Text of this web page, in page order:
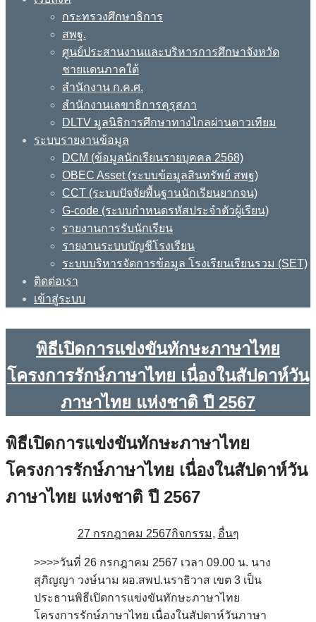
กระทรวงศึกษาธิการ
สพฐ.
ศูนย์ประสานงานและบริหารการศึกษาจังหวัด
ชายแดนภาคใต้
สำนักงาน ก.ค.ศ.
สำนักงานเลขาธิการคุรุสภา
DLTV มูลนิธิการศึกษาทางไกลผ่านดาวเทียม
ระบบรายงานข้อมูล
DCM (ข้อมูลนักเรียนรายบุคคล 2568)
OBEC Asset (ระบบข้อมูลสินทรัพย์ สพฐ)
CCT (ระบบปัจจัยพื้นฐานนักเรียนยากจน)
G-code (ระบบกำหนดรหัสประจำตัวผู้เรียน)
รายงานการรับนักเรียน
รายงานระบบบัญชีโรงเรียน
ระบบบริหารจัดการข้อมูล โรงเรียนเรียนรวม (SET)
ติดต่อเรา
เข้าสู่ระบบ
พิธีเปิดการแข่งขันทักษะภาษาไทย
โครงการรักษ์ภาษาไทย เนื่องในสัปดาห์วัน
ภาษาไทย แห่งชาติ ปี 2567
พิธีเปิดการแข่งขันทักษะภาษาไทย
โครงการรักษ์ภาษาไทย เนื่องในสัปดาห์วัน
ภาษาไทย แห่งชาติ ปี 2567
27 กรกฎาคม 2567กิจกรรม, อื่นๆ
>>>>วันที่ 26 กรกฎาคม 2567 เวลา 09.00 น. นาง
สุภิญญา วงษ์นาม ผอ.สพป.นราธิวาส เขต 3 เป็น
ประธานพิธีเปิดการแข่งขันทักษะภาษาไทย
โครงการรักษ์ภาษาไทย เนื่องในสัปดาห์วันภาษา